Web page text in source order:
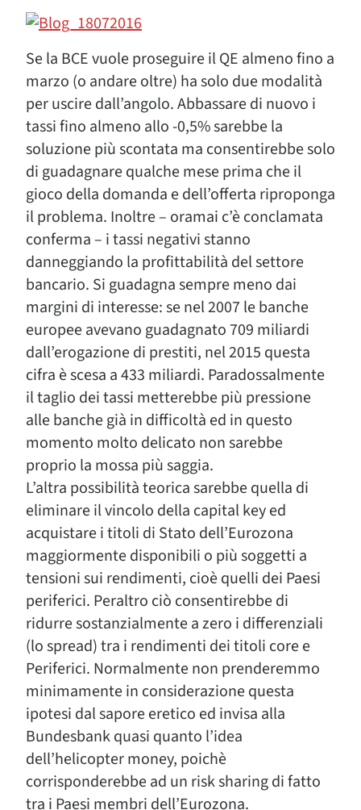
Se la BCE vuole proseguire il QE almeno fino a
marzo (o andare oltre) ha solo due modalità
per uscire dall’angolo. Abbassare di nuovo i
tassi fino almeno allo -0,5% sarebbe la
soluzione più scontata ma consentirebbe solo
di guadagnare qualche mese prima che il
gioco della domanda e dell’offerta riproponga
il problema. Inoltre – oramai c’è conclamata
conferma – i tassi negativi stanno
danneggiando la profittabilità del settore
bancario. Si guadagna sempre meno dai
margini di interesse: se nel 2007 le banche
europee avevano guadagnato 709 miliardi
dall’erogazione di prestiti, nel 2015 questa
cifra è scesa a 433 miliardi. Paradossalmente
il taglio dei tassi metterebbe più pressione
alle banche già in difficoltà ed in questo
momento molto delicato non sarebbe
proprio la mossa più saggia.
L’altra possibilità teorica sarebbe quella di
eliminare il vincolo della capital key ed
acquistare i titoli di Stato dell’Eurozona
maggiormente disponibili o più soggetti a
tensioni sui rendimenti, cioè quelli dei Paesi
periferici. Peraltro ciò consentirebbe di
ridurre sostanzialmente a zero i differenziali
(lo spread) tra i rendimenti dei titoli core e
Periferici. Normalmente non prenderemmo
minimamente in considerazione questa
ipotesi dal sapore eretico ed invisa alla
Bundesbank quasi quanto l’idea
dell’helicopter money, poichè
corrisponderebbe ad un risk sharing di fatto
tra i Paesi membri dell’Eurozona.